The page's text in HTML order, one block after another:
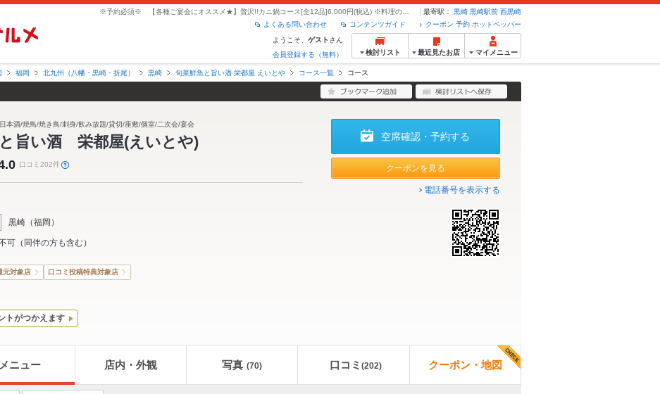
最寄駅： 黒崎 黒崎駅前 西黒崎
クーポン 予約 ホットペッパー
コンテンツガイド
よくある問い合わせ
ようこそ、 ゲスト さん
会員登録する（無料）
検討リスト 最近見たお店 マイメニュー
福岡 北九州（八幡・黒崎・折尾） 黒崎 旬菜鮮魚と旨い酒 栄都屋 えいとや コース一覧 コース
本酒/焼鳥/焼き鳥/刺身/飲み放題/貸切/座敷/個室/二次会/宴会
旨い酒 栄都屋(えいとや)
口コミ202件
黒崎 （福岡 ）
可（同伴の方も含む）
空席確認・予約する
クーポンを見る
電話番号を表示する
元対象店 口コミ投稿特典対象店
トがつかえます
メニュー 店内・外観 写真 (70) 口コミ (202) クーポン・地図